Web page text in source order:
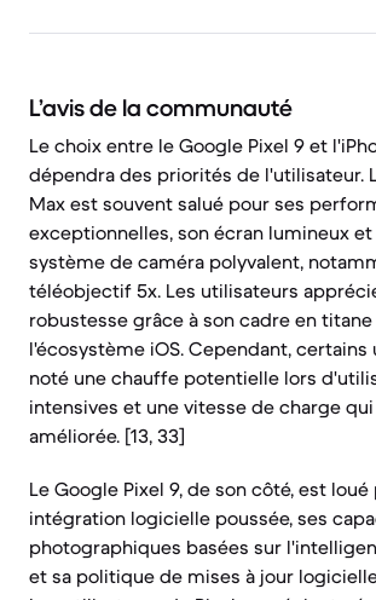
L’avis de la communauté
Le choix entre le Google Pixel 9 et
dépendra des priorités de l'utilisateur.
Max est souvent salué pour ses
exceptionnelles, son écran lumineux
système de caméra polyvalent,
téléobjectif 5x. Les utilisateurs
robustesse grâce à son cadre en
l'écosystème iOS. Cependant,
noté une chauffe potentielle lors
intensives et une vitesse de charge
améliorée. [13, 33]
Le Google Pixel 9, de son côté, est
intégration logicielle poussée, ses
photographiques basées sur
et sa politique de mises à jour